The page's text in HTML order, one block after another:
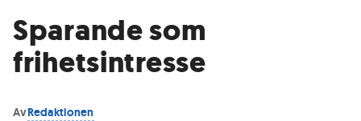
Sparande som
frihetsintresse
AvRedaktionen